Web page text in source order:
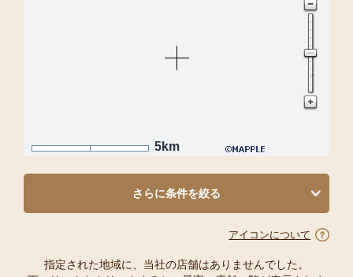
5km
さらに条件を絞る
アイコンについて
指定された地域に、当社の店舗はありませんでした。